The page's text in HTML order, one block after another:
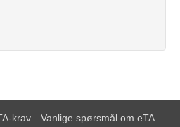
krav
Vanlige spørsmål om eTA